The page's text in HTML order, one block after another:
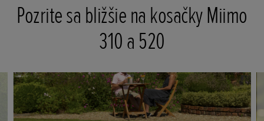
Pozrite sa bližšie na kosačky Miimo
310 a 520